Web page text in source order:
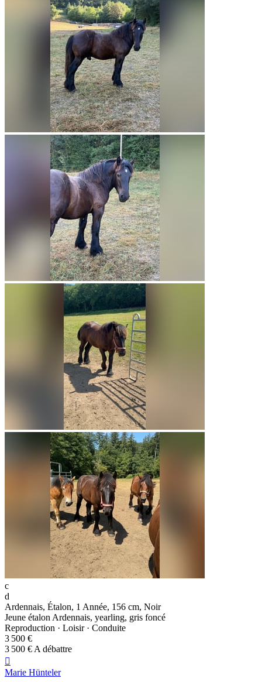
c
d
Ardennais, Étalon, 1 Année, 156 cm, Noir
Jeune étalon Ardennais, yearling, gris foncé
Reproduction · Loisir · Conduite
3 500 €
3 500 € A débattre

Marie Hünteler